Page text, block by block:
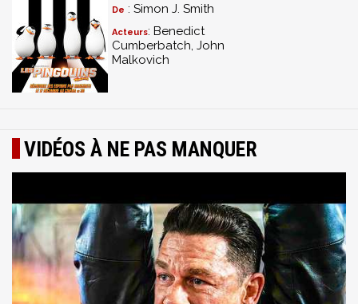
De : Simon J. Smith
Acteurs: Benedict
Cumberbatch, John
Malkovich
VIDÉOS À NE PAS MANQUER